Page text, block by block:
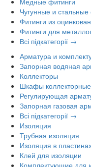
Чугунные и стальные
Фитинги из
Фитинги для
Всі підкатегорії →
Арматура и
Запорная водяная
Коллекторы
Шкафы коллекторные
Регулирующая
Запорная газовая
Всі підкатегорії →
Изоляция
Трубная изоляция
Изоляция в
Клей для изоляции
Комплектующие для